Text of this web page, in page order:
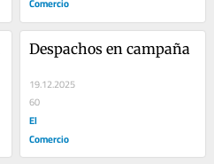
Despachos en campaña
19.12.2025
60
El
Comercio